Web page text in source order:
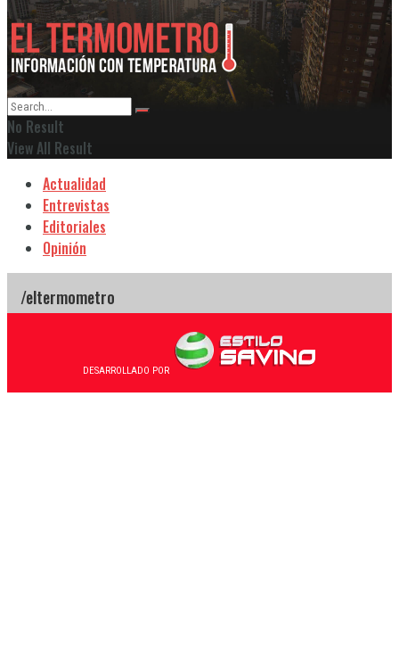
No Result
View All Result
Actualidad
Entrevistas
Editoriales
Opinión
DESARROLLADO POR